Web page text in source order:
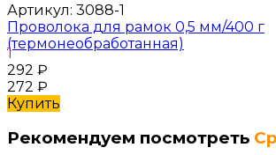
Артикул: 3088-1
Проволока для рамок 0,5 мм/400 г
(термонеобработанная)
1
292 ₽
272 ₽
Купить
Рекомендуем посмотреть